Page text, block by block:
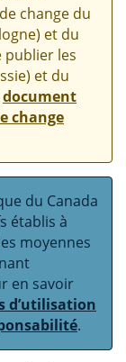
change du
et du
publier les
et du
document
change
du Canada
établis à
moyennes
en savoir
d’utilisation
.